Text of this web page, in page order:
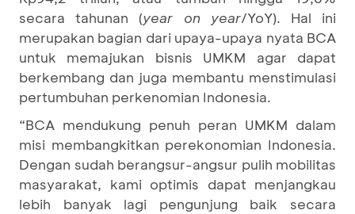
secara tahunan (year on year/YoY). Hal ini
merupakan bagian dari upaya-upaya nyata BCA
untuk memajukan bisnis UMKM agar dapat
berkembang dan juga membantu menstimulasi
pertumbuhan perkenomian Indonesia.
“BCA mendukung penuh peran UMKM dalam
misi membangkitkan perekonomian Indonesia.
Dengan sudah berangsur-angsur pulih mobilitas
masyarakat, kami optimis dapat menjangkau
lebih banyak lagi pengunjung baik secara